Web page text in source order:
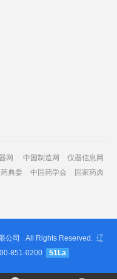
网 中国制造网
仪器信息网
典委 中国药学会
国家药典
公司 All Rights Reserved. 辽
851-0200 51La